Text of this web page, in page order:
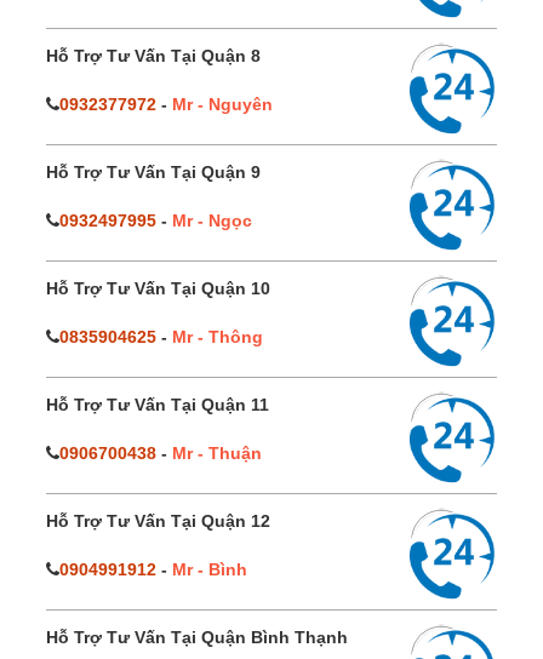
Hỗ Trợ Tư Vấn Tại Quận 8
0932377972 - Mr - Nguyên
Hỗ Trợ Tư Vấn Tại Quận 9
0932497995 - Mr - Ngọc
Hỗ Trợ Tư Vấn Tại Quận 10
0835904625 - Mr - Thông
Hỗ Trợ Tư Vấn Tại Quận 11
0906700438 - Mr - Thuận
Hỗ Trợ Tư Vấn Tại Quận 12
0904991912 - Mr - Bình
Hỗ Trợ Tư Vấn Tại Quận Bình Thạnh